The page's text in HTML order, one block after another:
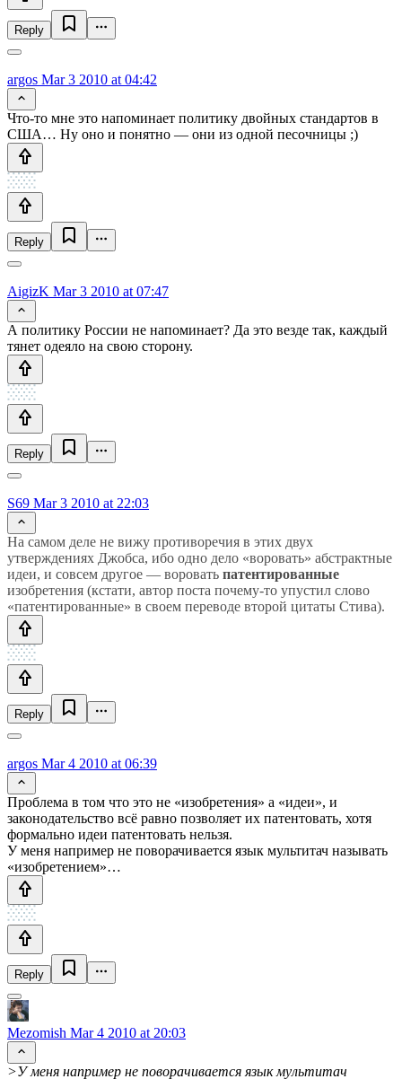
Reply
argos Mar 3 2010 at 04:42
Что-то мне это напоминает политику двойных стандартов в
США… Ну оно и понятно — они из одной песочницы ;)
Reply
AigizK Mar 3 2010 at 07:47
А политику России не напоминает? Да это везде так, каждый
тянет одеяло на свою сторону.
Reply
S69 Mar 3 2010 at 22:03
На самом деле не вижу противоречия в этих двух
утверждениях Джобса, ибо одно дело «воровать» абстрактные
идеи, и совсем другое — воровать патентированные
изобретения (кстати, автор поста почему-то упустил слово
«патентированные» в своем переводе второй цитаты Стива).
Reply
argos Mar 4 2010 at 06:39
Проблема в том что это не «изобретения» а «идеи», и
законодательство всё равно позволяет их патентовать, хотя
формально идеи патентовать нельзя.
У меня например не поворачивается язык мультитач называть
«изобретением»…
Reply
Mezomish Mar 4 2010 at 20:03
>У меня например не поворачивается язык мультитач